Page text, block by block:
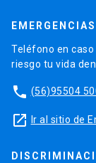
Teléfono en
riesgo tu vida
phone (56)95504
launch Ir al sitio de